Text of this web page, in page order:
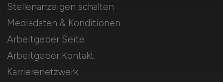
Stellenanzeigen schalten
Mediadaten & Konditionen
Arbeitgeber Seite
Arbeitgeber Kontakt
Karrierenetzwerk